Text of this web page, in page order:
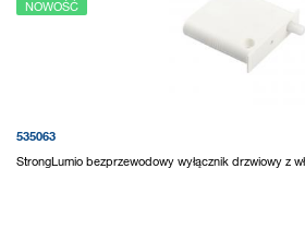
NOWOŚĆ
535063
StrongLumio bezprzewodowy wyłącznik drzwiowy z